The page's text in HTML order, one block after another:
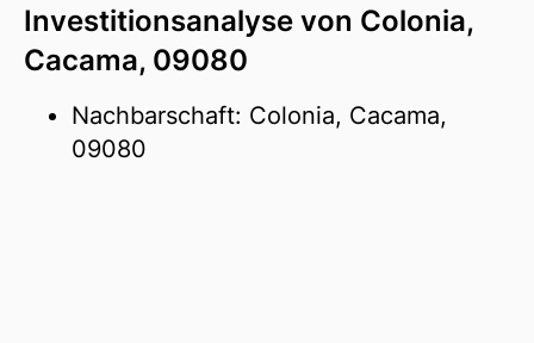
Investitionsanalyse von Colonia,
Cacama, 09080
Nachbarschaft: Colonia, Cacama,
09080